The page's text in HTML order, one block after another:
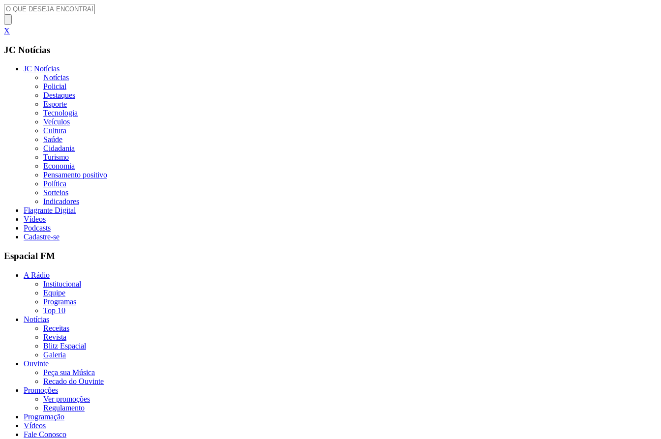
X
JC Notícias
JC Notícias
Notícias
Policial
Destaques
Esporte
Tecnologia
Veículos
Cultura
Saúde
Cidadania
Turismo
Economia
Pensamento positivo
Política
Sorteios
Indicadores
Flagrante Digital
Vídeos
Podcasts
Cadastre-se
Espacial FM
A Rádio
Institucional
Equipe
Programas
Top 10
Notícias
Receitas
Revista
Blitz Espacial
Galeria
Ouvinte
Peça sua Música
Recado do Ouvinte
Promoções
Ver promoções
Regulamento
Programação
Vídeos
Fale Conosco